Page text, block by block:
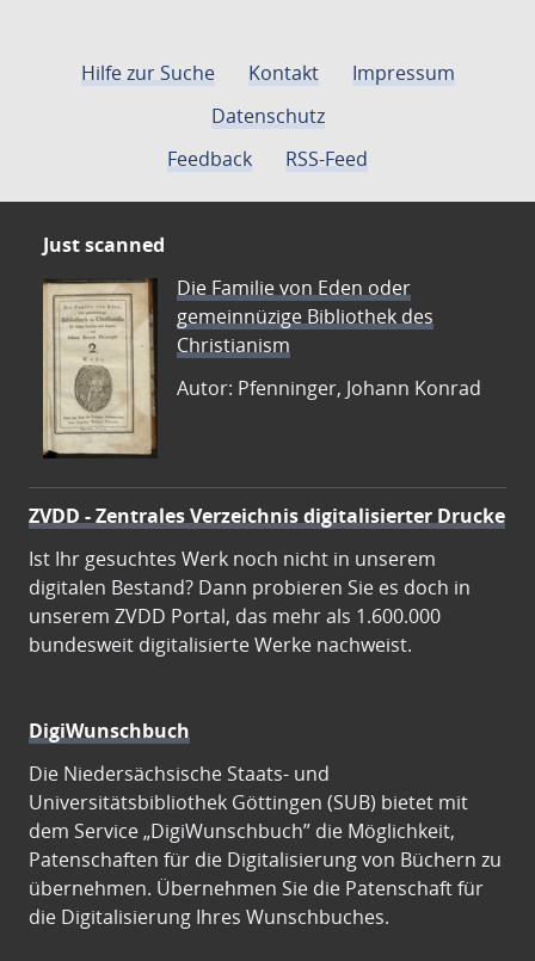
Hilfe zur Suche Kontakt
Impressum
Datenschutz
Feedback
RSS-Feed
Just scanned
Die Familie von Eden oder
gemeinnüzige Bibliothek des
Christianism
Autor: Pfenninger, Johann Konrad
ZVDD - Zentrales Verzeichnis digitalisierter Drucke
Ist Ihr gesuchtes Werk noch nicht in unserem
digitalen Bestand? Dann probieren Sie es doch in
unserem ZVDD Portal, das mehr als 1.600.000
bundesweit digitalisierte Werke nachweist.
DigiWunschbuch
Die Niedersächsische Staats- und
Universitätsbibliothek Göttingen (SUB) bietet mit
dem Service „DigiWunschbuch” die Möglichkeit,
Patenschaften für die Digitalisierung von Büchern zu
übernehmen. Übernehmen Sie die Patenschaft für
die Digitalisierung Ihres Wunschbuches.